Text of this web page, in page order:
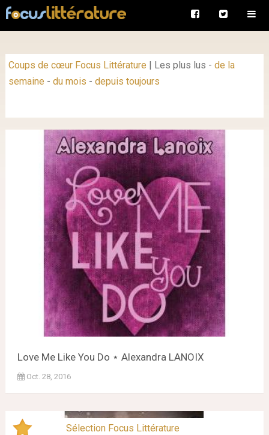
Coups de cœur Focus Littérature | Les plus lus - de la
semaine - du mois - depuis toujours
Love Me Like You Do ⋆ Alexandra LANOIX
Oct. 28, 2016
Sélection Focus Littérature